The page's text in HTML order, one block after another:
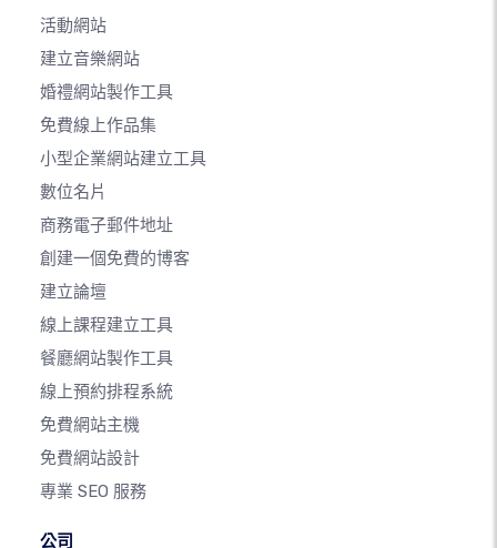
活動網站
建立音樂網站
婚禮網站製作工具
免費線上作品集
小型企業網站建立工具
數位名片
商務電子郵件地址
創建一個免費的博客
建立論壇
線上課程建立工具
餐廳網站製作工具
線上預約排程系統
免費網站主機
免費網站設計
專業 SEO 服務
公司